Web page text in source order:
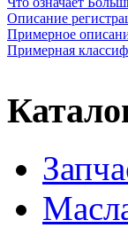
Описание
Примерное
Примерная